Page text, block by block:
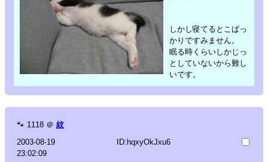
しかし寝てるとこばっ
かりですみません。
眠る時くらいしかじっ
としていないから難し
いです。
🐾 1118 ＠ 紋
2003-08-19
23:02:09
ID:hqxyOkJxu6